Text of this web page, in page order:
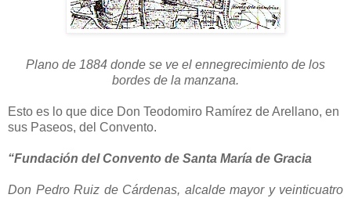
Plano de 1884 donde se ve el ennegrecimiento de los
bordes de la manzana.
Esto es lo que dice Don Teodomiro Ramírez de Arellano, en
sus Paseos, del Convento.
“Fundación del Convento de Santa María de Gracia
Don Pedro Ruiz de Cárdenas, alcalde mayor y veinticuatro